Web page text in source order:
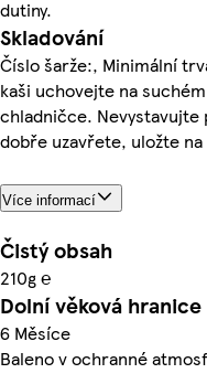
dutiny.
Skladování
Číslo šarže:, Minimální
kaši uchovejte na
chladničce.
dobře uzavřete, uložte
Více informací
Čistý obsah
210g ℮
Dolní věková hranice
6 Měsíce
Baleno v ochranné